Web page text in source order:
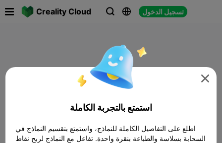
Creality Cloud   تسجيل الدخول

استمتع بالتجربة الكاملة
اطلع على التفاصيل الكاملة للنماذج، واستمتع بتقسيم النماذج في
السحابة بسلاسة والطباعة بنقرة واحدة. تفاعل مع النماذج لربح نقاط